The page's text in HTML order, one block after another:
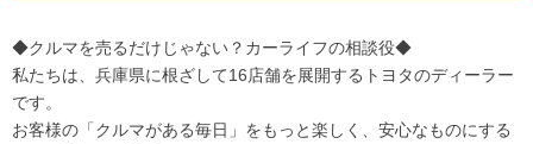
◆クルマを売るだけじゃない？カーライフの相談役◆
私たちは、兵庫県に根ざして16店舗を展開するトヨタのディーラー
です。
お客様の「クルマがある毎日」をもっと楽しく、安心なものにする